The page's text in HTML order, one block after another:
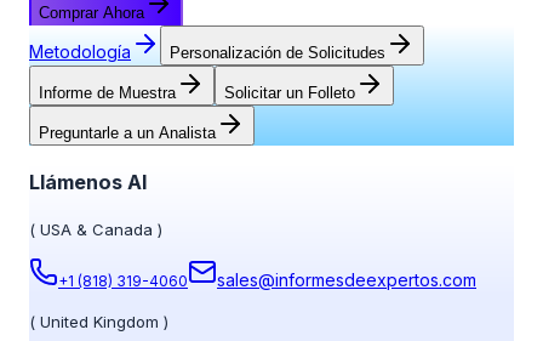
Comprar Ahora
Metodología Personalización de Solicitudes
Informe de Muestra Solicitar un Folleto
Preguntarle a un Analista
Llámenos Al
( USA & Canada )
+1 (818) 319-4060 sales@informesdeexpertos.com
( United Kingdom )